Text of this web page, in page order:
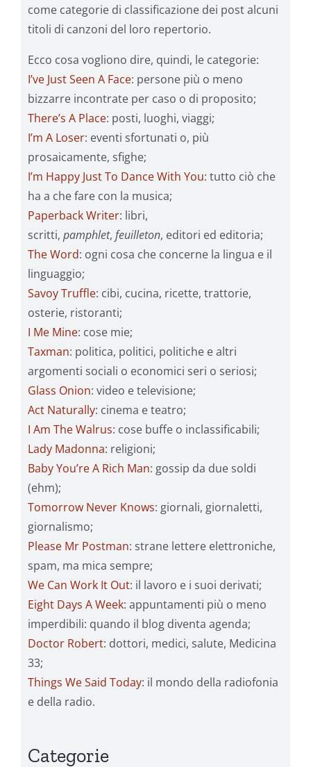
come categorie di classificazione dei post alcuni
titoli di canzoni del loro repertorio.
Ecco cosa vogliono dire, quindi, le categorie:
I’ve Just Seen A Face: persone più o meno
bizzarre incontrate per caso o di proposito;
There’s A Place: posti, luoghi, viaggi;
I’m A Loser: eventi sfortunati o, più
prosaicamente, sfighe;
I’m Happy Just To Dance With You: tutto ciò che
ha a che fare con la musica;
Paperback Writer: libri,
scritti, pamphlet, feuilleton, editori ed editoria;
The Word: ogni cosa che concerne la lingua e il
linguaggio;
Savoy Truffle: cibi, cucina, ricette, trattorie,
osterie, ristoranti;
I Me Mine: cose mie;
Taxman: politica, politici, politiche e altri
argomenti sociali o economici seri o seriosi;
Glass Onion: video e televisione;
Act Naturally: cinema e teatro;
I Am The Walrus: cose buffe o inclassificabili;
Lady Madonna: religioni;
Baby You’re A Rich Man: gossip da due soldi
(ehm);
Tomorrow Never Knows: giornali, giornaletti,
giornalismo;
Please Mr Postman: strane lettere elettroniche,
spam, ma mica sempre;
We Can Work It Out: il lavoro e i suoi derivati;
Eight Days A Week: appuntamenti più o meno
imperdibili: quando il blog diventa agenda;
Doctor Robert: dottori, medici, salute, Medicina
33;
Things We Said Today: il mondo della radiofonia
e della radio.
Categorie